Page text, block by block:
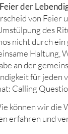
der
von Feier
des
nicht durch
Haltung,
an der
für jeden
Calling
können wir die
erfahren und